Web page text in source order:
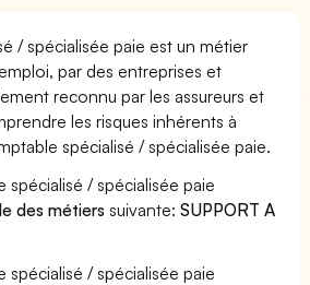
/ spécialisée paie est un métier
par des entreprises et
reconnu par les assureurs et
les risques inhérents à
spécialisé / spécialisée paie.
spécialisé / spécialisée paie
des métiers suivante:SUPPORT A
spécialisé / spécialisée paie